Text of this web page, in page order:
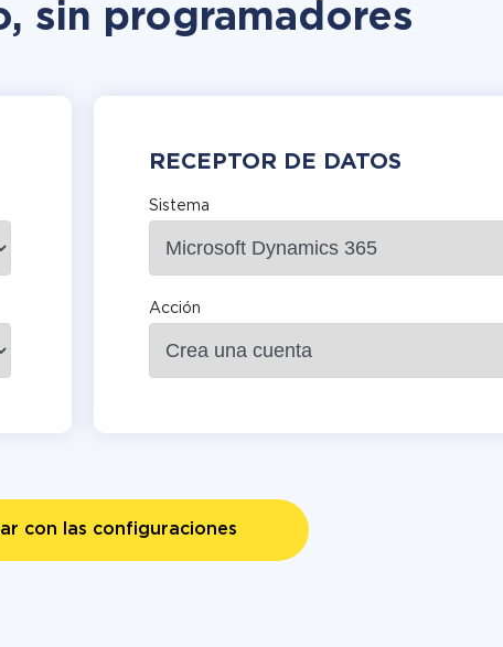
sin programadores
RECEPTOR DE DATOS
Sistema
Acción
con las configuraciones